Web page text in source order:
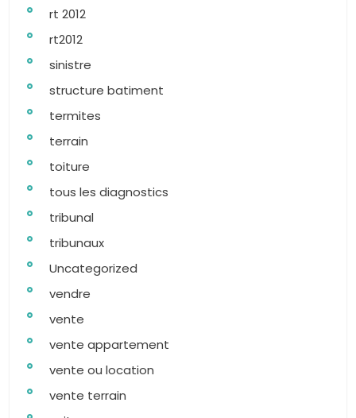
rt 2012
rt2012
sinistre
structure batiment
termites
terrain
toiture
tous les diagnostics
tribunal
tribunaux
Uncategorized
vendre
vente
vente appartement
vente ou location
vente terrain